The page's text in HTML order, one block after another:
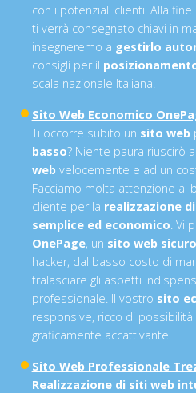
con i potenziali clienti. Alla
ti verrà consegnato chiavi in
insegneremo a gestirlo
consigli per il
scala nazionale Italiana.
Sito Web Economico
Ti occorre subito un sito web
basso? Niente paura riuscirò a
web velocemente e ad un
Facciamo molta attenzione al
cliente per la realizzazione
semplice ed economico . Vi
OnePage, un sito web sicuro
hacker, dal basso costo di
tralasciare gli aspetti
professionale. Il vostro sito
responsive, ricco di
graficamente accattivante.
Sito Web Professionale
Realizzazione di siti web